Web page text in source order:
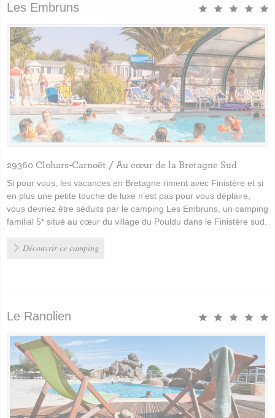
Les Embruns
29360 Clohars-Carnoët / Au cœur de la Bretagne Sud
Si pour vous, les vacances en Bretagne riment avec Finistère et si
en plus une petite touche de luxe n’est pas pour vous déplaire,
vous devriez être séduits par le camping Les Embruns, un camping
familial 5* situé au cœur du village du Pouldu dans le Finistère sud.
Découvrir ce camping
le Ranolien